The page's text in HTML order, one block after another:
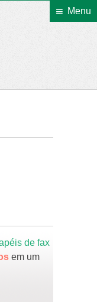
Menu
de fax
em um